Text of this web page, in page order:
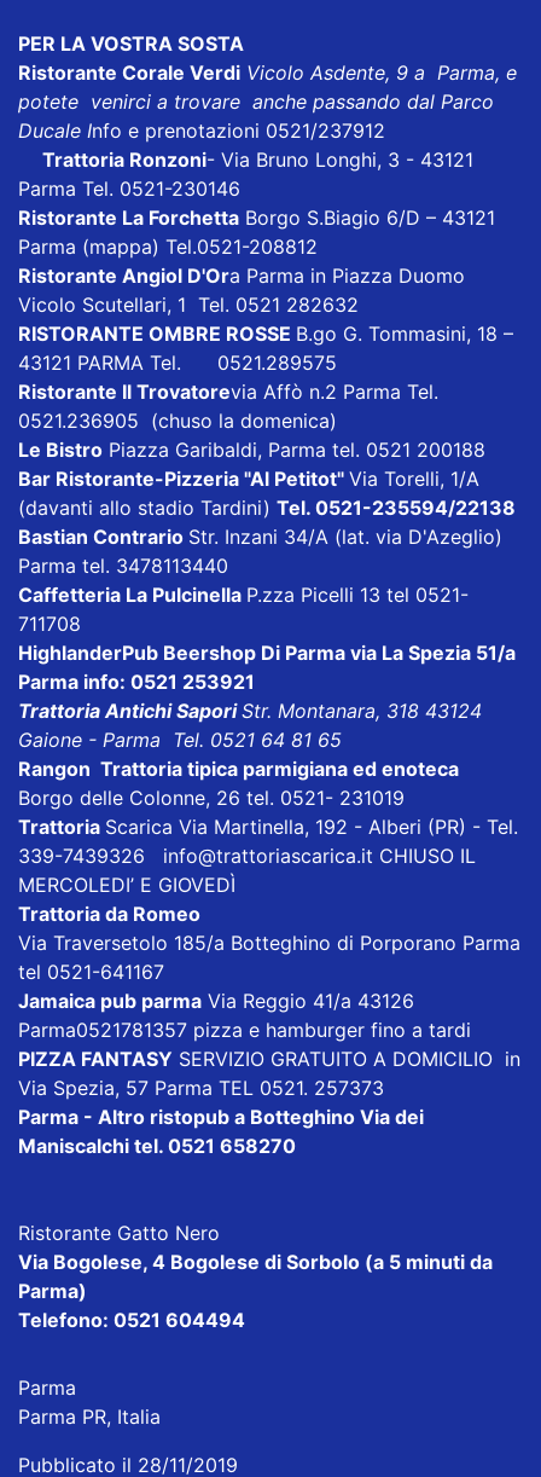
PER LA VOSTRA SOSTA
Ristorante Corale Verdi Vicolo Asdente, 9 a Parma, e
potete venirci a trovare anche passando dal Parco
Ducale Info e prenotazioni 0521/237912
Trattoria Ronzoni- Via Bruno Longhi, 3 - 43121
Parma Tel. 0521-230146
Ristorante La Forchetta Borgo S.Biagio 6/D – 43121
Parma (mappa) Tel.0521-208812
Ristorante Angiol D'Ora Parma in Piazza Duomo
Vicolo Scutellari, 1 Tel. 0521 282632
RISTORANTE OMBRE ROSSE B.go G. Tommasini, 18 –
43121 PARMA Tel. 0521.289575
Ristorante Il Trovatorevia Affò n.2 Parma Tel.
0521.236905 (chuso la domenica)
Le Bistro Piazza Garibaldi, Parma tel. 0521 200188
Bar Ristorante-Pizzeria "Al Petitot" Via Torelli, 1/A
(davanti allo stadio Tardini) Tel. 0521-235594/22138
Bastian Contrario Str. Inzani 34/A (lat. via D'Azeglio)
Parma tel. 3478113440
Caffetteria La Pulcinella P.zza Picelli 13 tel 0521-
711708
HighlanderPub Beershop Di Parma via La Spezia 51/a
Parma info: 0521 253921
Trattoria Antichi SaporiStr. Montanara, 318 43124
Gaione - Parma Tel. 0521 64 81 65
Rangon Trattoria tipica parmigiana ed enoteca
Borgo delle Colonne, 26 tel. 0521- 231019
Trattoria Scarica Via Martinella, 192 - Alberi (PR) - Tel.
339-7439326 info@trattoriascarica.it CHIUSO IL
MERCOLEDI’ E GIOVEDÌ
Trattoria da Romeo
Via Traversetolo 185/a Botteghino di Porporano Parma
tel 0521-641167
Jamaica pub parma Via Reggio 41/a 43126
Parma0521781357 pizza e hamburger fino a tardi
PIZZA FANTASY SERVIZIO GRATUITO A DOMICILIO in
Via Spezia, 57 Parma TEL 0521. 257373
Parma - Altro ristopub a Botteghino Via dei
Maniscalchi tel. 0521 658270
Ristorante Gatto Nero
Via Bogolese, 4 Bogolese di Sorbolo (a 5 minuti da
Parma)
Telefono: 0521 604494
Parma
Parma PR, Italia
Pubblicato il 28/11/2019